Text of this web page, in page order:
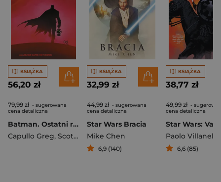
KSIĄŻKA
56,20 zł
79,99 zł - sugerowana
cena detaliczna
Batman. Ostatni rycerz na Ziemi
Capullo Greg, Scott Snyder
KSIĄŻKA
32,99 zł
44,99 zł - sugerowana
cena detaliczna
Star Wars Bracia
Mike Chen
6,9 (140)
KSIĄŻKA
38,77 zł
49,99 zł -
cena detaliczna
Paolo Villanelli
6,6 (85)